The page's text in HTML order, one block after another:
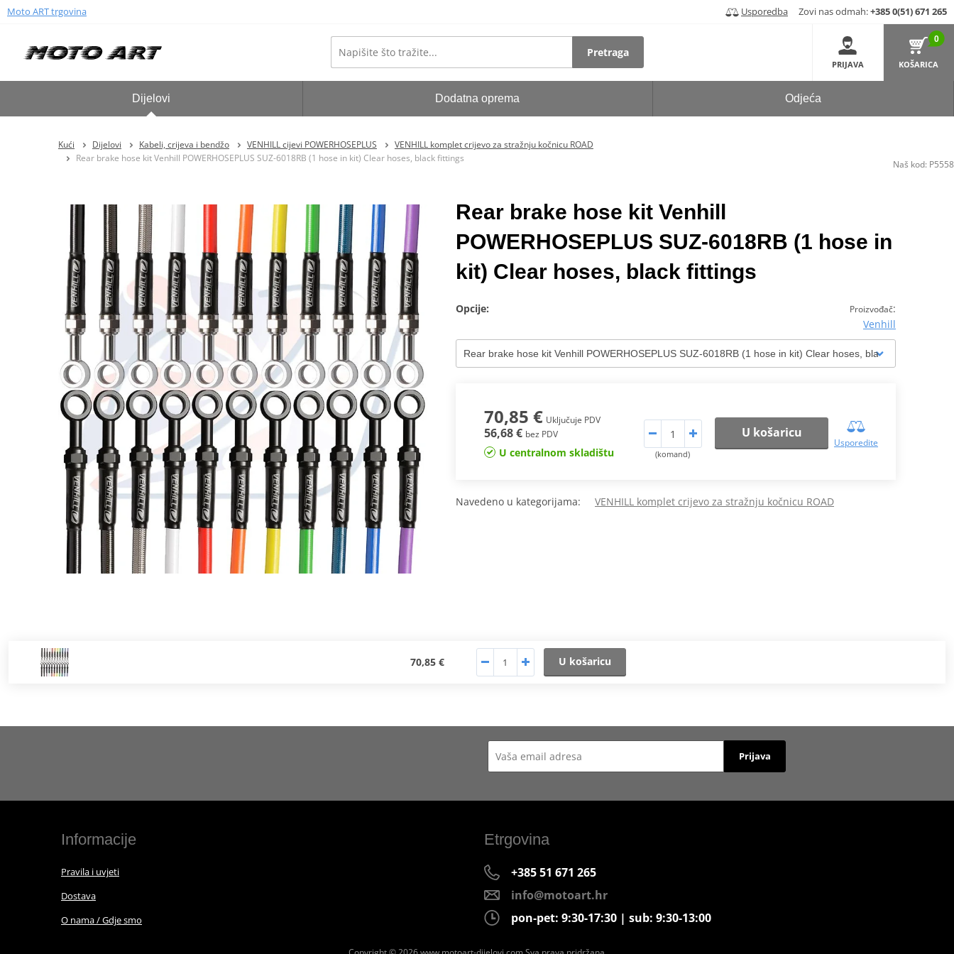
Moto ART trgovina Usporedba Zovi nas odmah:+385 0(51) 671 265
Pretraga
PRIJAVA
0
KOŠARICA
Dijelovi Dodatna oprema Odjeća
Kući Dijelovi Kabeli, crijeva i bendžo VENHILL cijevi POWERHOSEPLUS
VENHILL komplet crijevo za stražnju kočnicu ROAD
Rear brake hose kit Venhill POWERHOSEPLUS SUZ-6018RB (1 hose in kit) Clear hoses, black fittings
Rear brake hose kit Venhill
POWERHOSEPLUS SUZ-6018RB (1 hose in
kit) Clear hoses, black fittings
Proizvođač:
Venhill
Opcije:
70,85 € Uključuje PDV
56,68 € bez PDV
U centralnom skladištu (komand)
U košaricu
Usporedite
Navedeno u kategorijama: VENHILL komplet crijevo za stražnju kočnicu ROAD
70,85 € U košaricu
Naš kod: P5558
Prijava
Informacije
Pravila i uvjeti
Dostava
O nama / Gdje smo
Etrgovina
+385 51 671 265
info@motoart.hr
pon-pet: 9:30-17:30 | sub: 9:30-13:00